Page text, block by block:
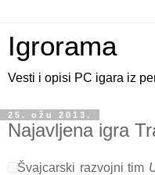
Igrorama
Vesti i opisi PC igara iz
25. ožu 2013.
Najavljena igra
Švajcarski razvojni tim